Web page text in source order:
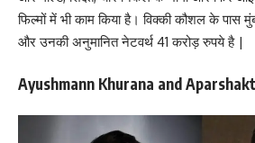
फिल्मों में भी काम किया है। विक्की कौशल के पास
और उनकी अनुमानित नेटवर्थ 41 करोड़ रुपये है |
Ayushmann Khurana and